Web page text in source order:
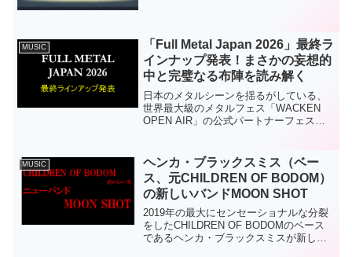
のだろう...
MUSIC
「Full Metal Japan 2026」最終ラ
インナップ発表！まさかの妄想的
中と完璧なる布陣を読み解く
日本のメタルシーンを揺るがしている、
世界最大級のメタルフェス「WACKEN
OPEN AIR」の公式パートナーフェス
は、追加の「and m...
MUSIC
ヘンカ・ブラックスミス（ベー
ス、元CHILDREN OF BODOM）
の新しいバンドMOON SHOT
2019年の最大にセンセーショナルな分裂
をしたCHILDREN OF BODOMのベース
であるヘンカ・ブラックスミスが新しい